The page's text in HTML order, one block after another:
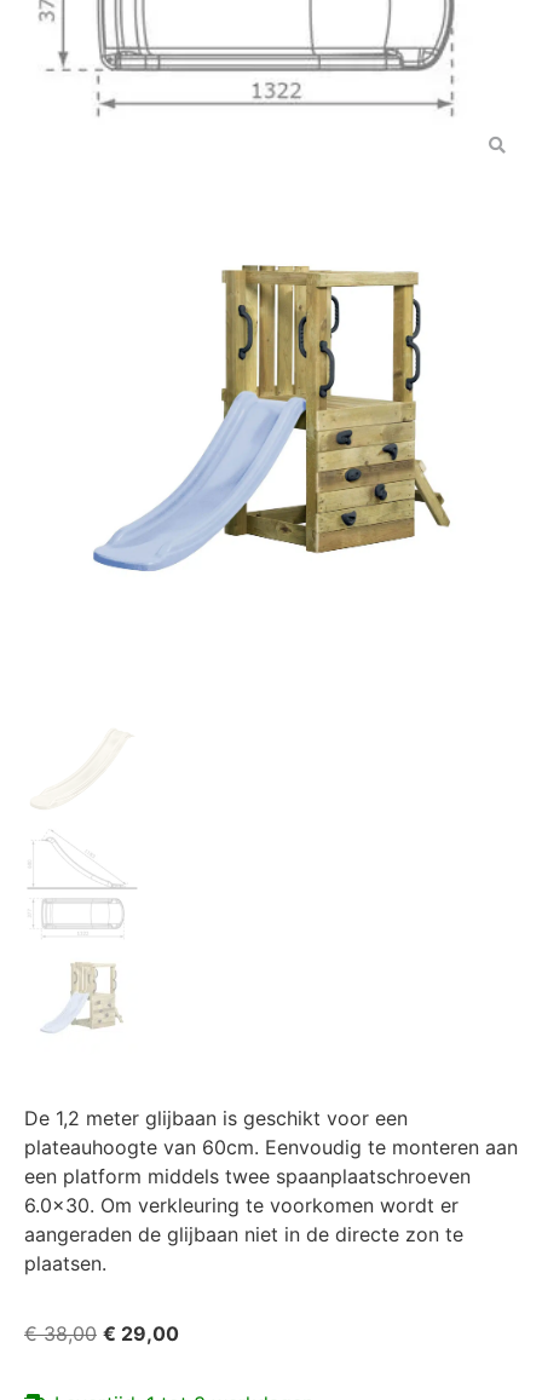
De 1,2 meter glijbaan is geschikt voor een
plateauhoogte van 60cm. Eenvoudig te monteren aan
een platform middels twee spaanplaatschroeven
6.0×30. Om verkleuring te voorkomen wordt er
aangeraden de glijbaan niet in de directe zon te
plaatsen.
€38,00 € 29,00